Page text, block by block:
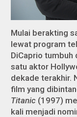
Mulai berakting
lewat program
DiCaprio tumbuh
satu aktor
dekade terakhir.
film yang
Titanic (1997)
kali menjadi